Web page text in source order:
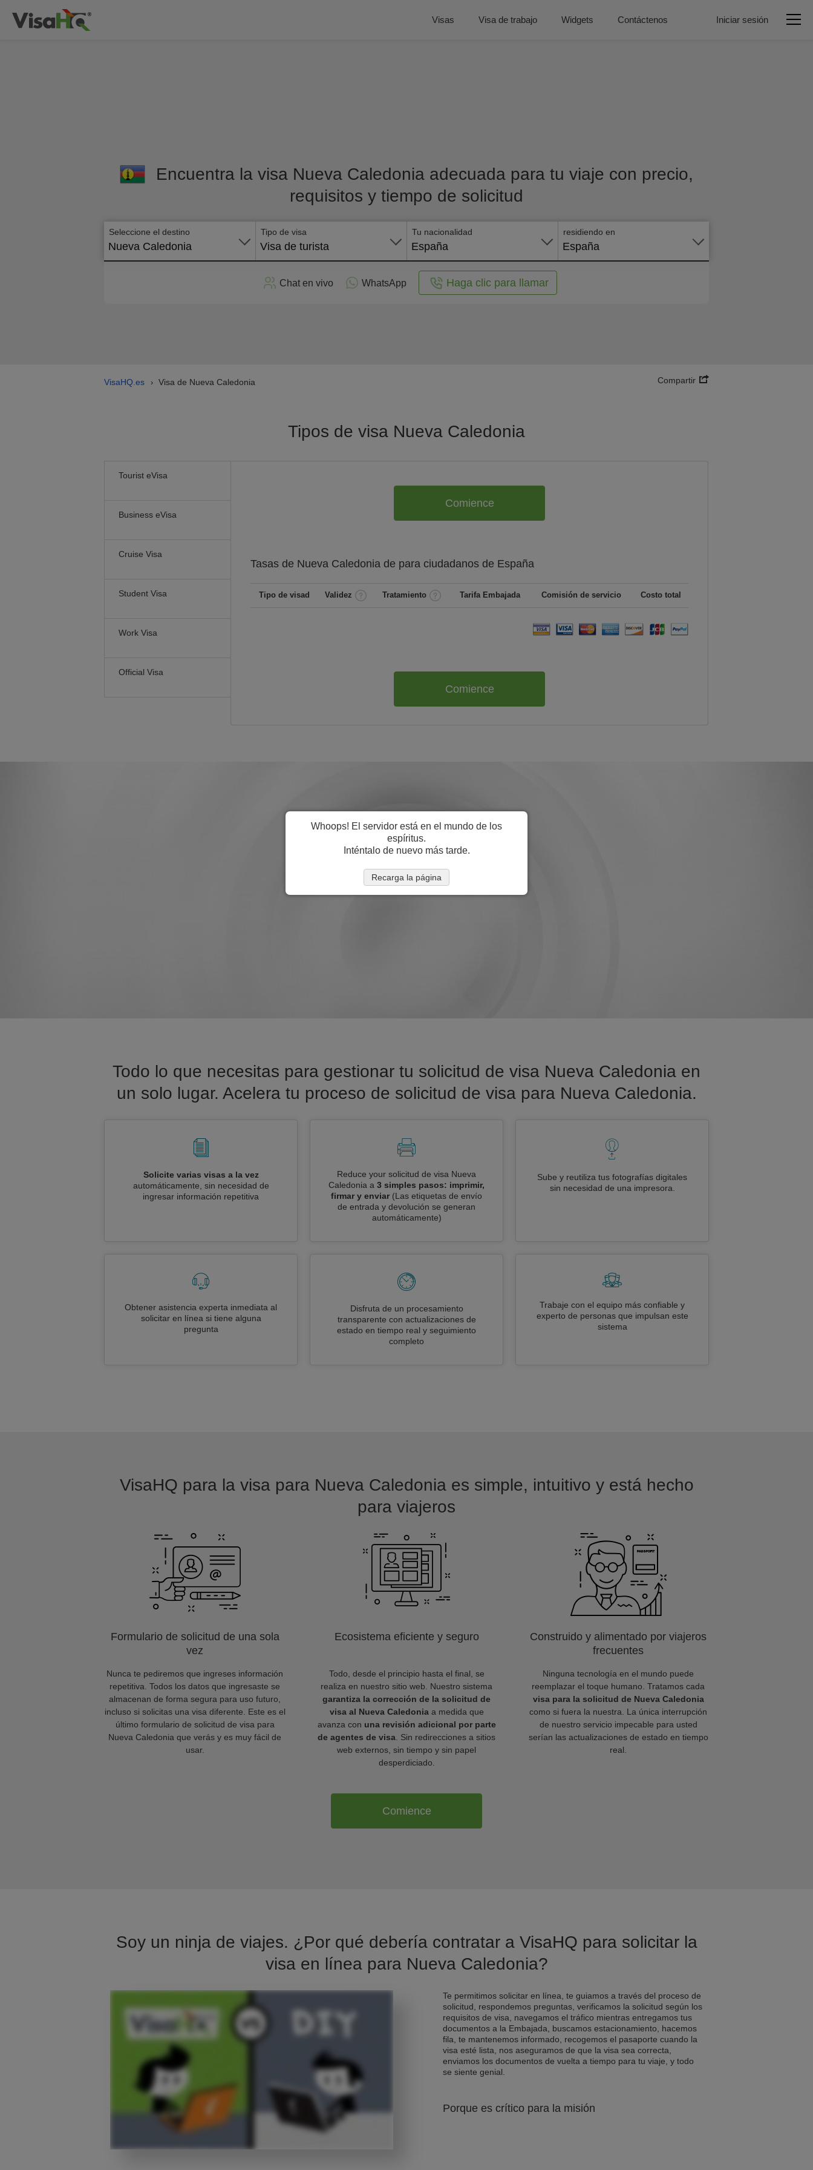
Visas Visa de trabajo Widgets Contáctenos Iniciar sesión
Encuentra la visa Nueva Caledonia adecuada para tu viaje con precio,
requisitos y tiempo de solicitud
Seleccione el destino
Nueva Caledonia
Tipo de visa
Visa de turista
Tu nacionalidad
España
residiendo en
España
Chat en vivo WhatsApp Haga clic para llamar
VisaHQ.es › Visa de Nueva Caledonia Compartir
Tipos de visa Nueva Caledonia
Tourist eVisa
Business eVisa
Cruise Visa
Student Visa
Work Visa
Official Visa
Comience
Tasas de Nueva Caledonia de para ciudadanos de España
Tipo de visad Validez Tratamiento Tarifa Embajada Comisión de servicio Costo total
Comience
Todo lo que necesitas para gestionar tu solicitud de visa Nueva Caledonia en
un solo lugar. Acelera tu proceso de solicitud de visa para Nueva Caledonia.
Solicite varias visas a la vez
automáticamente, sin necesidad de
ingresar información repetitiva
Reduce your solicitud de visa Nueva
Caledonia a 3 simples pasos: imprimir,
firmar y enviar (Las etiquetas de envío
de entrada y devolución se generan
automáticamente)
Sube y reutiliza tus fotografías digitales
sin necesidad de una impresora.
Obtener asistencia experta inmediata al
solicitar en línea si tiene alguna
pregunta
Disfruta de un procesamiento
transparente con actualizaciones de
estado en tiempo real y seguimiento
completo
Trabaje con el equipo más confiable y
experto de personas que impulsan este
sistema
VisaHQ para la visa para Nueva Caledonia es simple, intuitivo y está hecho
para viajeros
Formulario de solicitud de una sola
vez
Nunca te pediremos que ingreses información
repetitiva. Todos los datos que ingresaste se
almacenan de forma segura para uso futuro,
incluso si solicitas una visa diferente. Este es el
último formulario de solicitud de visa para
Nueva Caledonia que verás y es muy fácil de
usar.
Ecosistema eficiente y seguro
Todo, desde el principio hasta el final, se
realiza en nuestro sitio web. Nuestro sistema
garantiza la corrección de la solicitud de
visa al Nueva Caledoniaa medida que
avanza con una revisión adicional por parte
de agentes de visa . Sin redirecciones a sitios
web externos, sin tiempo y sin papel
desperdiciado.
Construido y alimentado por viajeros
frecuentes
Ninguna tecnología en el mundo puede
reemplazar el toque humano. Tratamos cada
visa para la solicitud de Nueva Caledonia
como si fuera la nuestra. La única interrupción
de nuestro servicio impecable para usted
serían las actualizaciones de estado en tiempo
real.
Comience
Soy un ninja de viajes. ¿Por qué debería contratar a VisaHQ para solicitar la
visa en línea para Nueva Caledonia?
Te permitimos solicitar en línea, te guiamos a través del proceso de
solicitud, respondemos preguntas, verificamos la solicitud según los
requisitos de visa, navegamos el tráfico mientras entregamos tus
documentos a la Embajada, buscamos estacionamiento, hacemos
fila, te mantenemos informado, recogemos el pasaporte cuando la
visa esté lista, nos aseguramos de que la visa sea correcta,
enviamos los documentos de vuelta a tiempo para tu viaje, y todo
se siente genial.
Porque es crítico para la misión
Whoops! El servidor está en el mundo de los
espíritus.
Inténtalo de nuevo más tarde.
Recarga la página